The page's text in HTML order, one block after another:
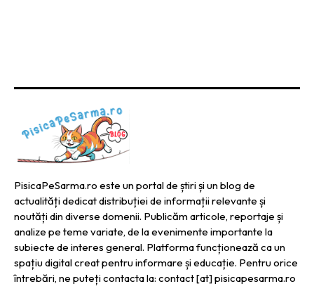
PisicaPeSarma.ro este un portal de știri și un blog de
actualități dedicat distribuției de informații relevante și
noutăți din diverse domenii. Publicăm articole, reportaje și
analize pe teme variate, de la evenimente importante la
subiecte de interes general. Platforma funcționează ca un
spațiu digital creat pentru informare și educație. Pentru orice
întrebări, ne puteți contacta la: contact [at] pisicapesarma.ro